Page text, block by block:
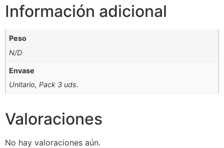
Información adicional
Peso
N/D
Envase
Unitario, Pack 3 uds.
Valoraciones
No hay valoraciones aún.